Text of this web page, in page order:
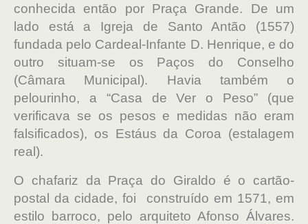
conhecida então por Praça Grande. De um
lado está a Igreja de Santo Antão (1557)
fundada pelo Cardeal-Infante D. Henrique, e do
outro situam-se os Paços do Conselho
(Câmara Municipal). Havia também o
pelourinho, a “Casa de Ver o Peso” (que
verificava se os pesos e medidas não eram
falsificados), os Estáus da Coroa (estalagem
real).
O chafariz da Praça do Giraldo é o cartão-
postal da cidade, foi construído em 1571, em
estilo barroco, pelo arquiteto Afonso Álvares.